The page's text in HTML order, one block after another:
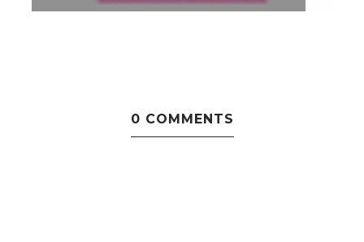
0 COMMENTS